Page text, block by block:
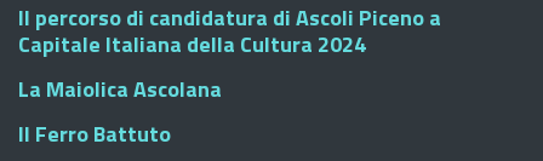
Il percorso di candidatura di Ascoli Piceno a
Capitale Italiana della Cultura 2024
La Maiolica Ascolana
Il Ferro Battuto